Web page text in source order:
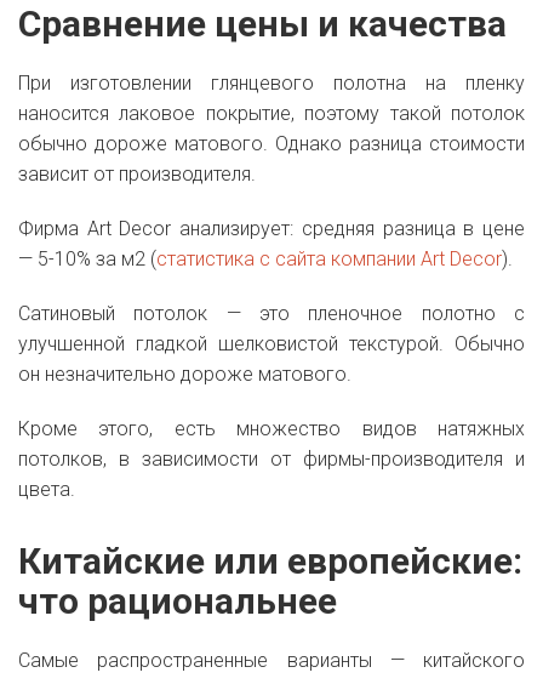
Сравнение цены и качества
При изготовлении глянцевого полотна на пленку
наносится лаковое покрытие, поэтому такой потолок
обычно дороже матового. Однако разница стоимости
зависит от производителя.
Фирма Art Decor анализирует: средняя разница в цене
— 5-10% за м2 (статистика с сайта компании Art Decor).
Сатиновый потолок — это пленочное полотно с
улучшенной гладкой шелковистой текстурой. Обычно
он незначительно дороже матового.
Кроме этого, есть множество видов натяжных
потолков, в зависимости от фирмы-производителя и
цвета.
Китайские или европейские:
что рациональнее
Самые распространенные варианты — китайского